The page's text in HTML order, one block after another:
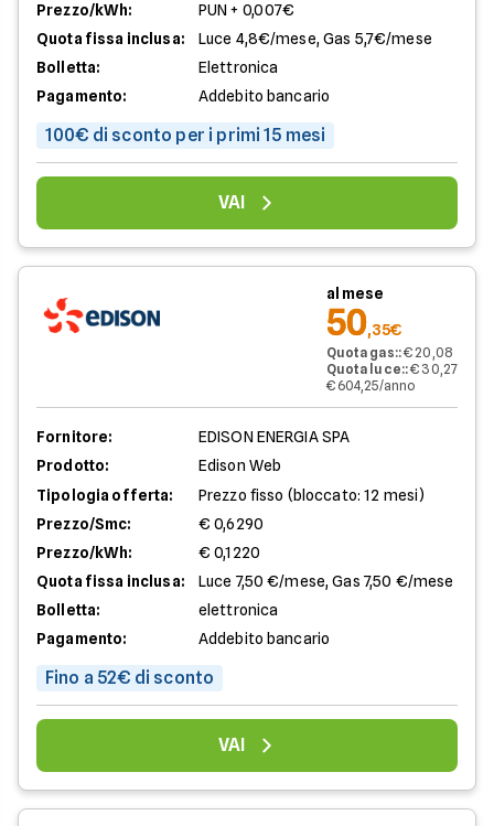
Prezzo/kWh:
PUN + 0,007€
Quota fissa inclusa:
Luce 4,8€/mese, Gas 5,7€/mese
Bolletta:
Elettronica
Pagamento:
Addebito bancario
100€ di sconto per i primi 15 mesi
VAI
al mese
50,35€
Quota gas::€ 20,08
Quota luce::€ 30,27
€ 604,25/anno
Fornitore:
EDISON ENERGIA SPA
Prodotto:
Edison Web
Tipologia offerta:
Prezzo fisso (bloccato: 12 mesi)
Prezzo/Smc:
€ 0,6290
Prezzo/kWh:
€ 0,1220
Quota fissa inclusa:
Luce 7,50 €/mese, Gas 7,50 €/mese
Bolletta:
elettronica
Pagamento:
Addebito bancario
Fino a 52€ di sconto
VAI